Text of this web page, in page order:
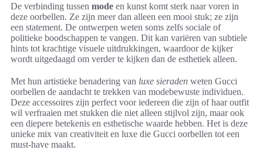
De verbinding tussen mode en kunst komt sterk naar voren in
deze oorbellen. Ze zijn meer dan alleen een mooi stuk; ze zijn
een statement. De ontwerpen weten soms zelfs sociale of
politieke boodschappen te vangen. Dit kan variëren van subtiele
hints tot krachtige visuele uitdrukkingen, waardoor de kijker
wordt uitgedaagd om verder te kijken dan de esthetiek alleen.
Met hun artistieke benadering van luxe sieraden weten Gucci
oorbellen de aandacht te trekken van modebewuste individuen.
Deze accessoires zijn perfect voor iedereen die zijn of haar outfit
wil verfraaien met stukken die niet alleen stijlvol zijn, maar ook
een diepere betekenis en esthetische waarde hebben. Het is deze
unieke mix van creativiteit en luxe die Gucci oorbellen tot een
must-have maakt.